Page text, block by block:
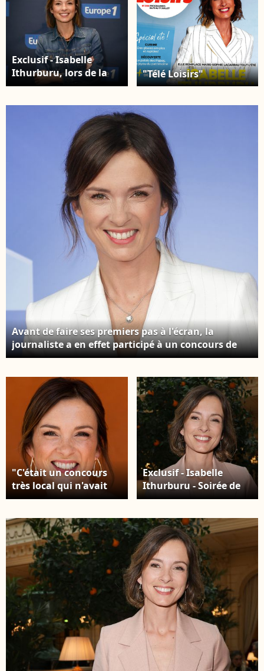
Exclusif - Isabelle
Ithurburu, lors de la
500 ème de Culture et
présence de nombreux
invités, à Paris, France,
le 23 janvier 2026. ©
Jack Tribeca/Bestimage
"Télé Loisirs"
Avant de faire ses premiers pas à l'écran, la
journaliste a en effet participé à un concours de
beauté qui a marqué un tournant dans sa vie.
TF1 à la Seine Musicale à Boulogne-Billancourt le
18 juin 2026. © Coadic Guirec/Bestimage
"C'était un concours
très local qui n'avait
rien à voir avec Miss
ma vie, je n'en ai
aucune honte. Cela
m'a donné une
confiance en moi que
je n'aurais jamais eue
si je ne l'avais pas fait"
Isabelle Ithurburu au
village lors des
Internationaux de
France de Tennis de
Roland Garros 2026.
Paris, le 28 mai 2026. ©
Exclusif - Isabelle
Ithurburu - Soirée de
Gala caritative des
la recherche contre la
maladie de Charcot à
l’InterContinental
Paris Le Grand le 9
avril 2026.© Coadic
Guirec/Bestimage